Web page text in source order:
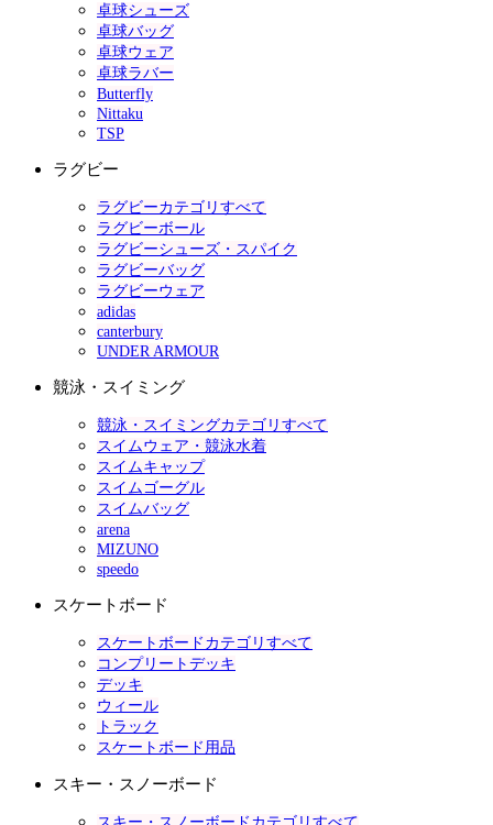
卓球シューズ
卓球バッグ
卓球ウェア
卓球ラバー
Butterfly
Nittaku
TSP
ラグビー
ラグビーカテゴリすべて
ラグビーボール
ラグビーシューズ・スパイク
ラグビーバッグ
ラグビーウェア
adidas
canterbury
UNDER ARMOUR
競泳・スイミング
競泳・スイミングカテゴリすべて
スイムウェア・競泳水着
スイムキャップ
スイムゴーグル
スイムバッグ
arena
MIZUNO
speedo
スケートボード
スケートボードカテゴリすべて
コンプリートデッキ
デッキ
ウィール
トラック
スケートボード用品
スキー・スノーボード